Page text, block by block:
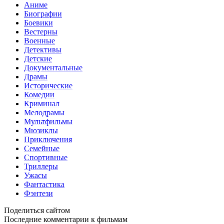
Аниме
Биографии
Боевики
Вестерны
Военные
Детективы
Детские
Документальные
Драмы
Исторические
Комедии
Криминал
Мелодрамы
Мультфильмы
Мюзиклы
Приключения
Семейные
Спортивные
Триллеры
Ужасы
Фантастика
Фэнтези
Поделиться сайтом
Последние комментарии к фильмам